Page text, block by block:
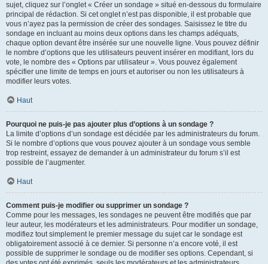
sujet, cliquez sur l’onglet « Créer un sondage » situé en-dessous du formulaire
principal de rédaction. Si cet onglet n’est pas disponible, il est probable que
vous n’ayez pas la permission de créer des sondages. Saisissez le titre du
sondage en incluant au moins deux options dans les champs adéquats,
chaque option devant être insérée sur une nouvelle ligne. Vous pouvez définir
le nombre d’options que les utilisateurs peuvent insérer en modifiant, lors du
vote, le nombre des « Options par utilisateur ». Vous pouvez également
spécifier une limite de temps en jours et autoriser ou non les utilisateurs à
modifier leurs votes.
Haut
Pourquoi ne puis-je pas ajouter plus d’options à un sondage ?
La limite d’options d’un sondage est décidée par les administrateurs du forum.
Si le nombre d’options que vous pouvez ajouter à un sondage vous semble
trop restreint, essayez de demander à un administrateur du forum s’il est
possible de l’augmenter.
Haut
Comment puis-je modifier ou supprimer un sondage ?
Comme pour les messages, les sondages ne peuvent être modifiés que par
leur auteur, les modérateurs et les administrateurs. Pour modifier un sondage,
modifiez tout simplement le premier message du sujet car le sondage est
obligatoirement associé à ce dernier. Si personne n’a encore voté, il est
possible de supprimer le sondage ou de modifier ses options. Cependant, si